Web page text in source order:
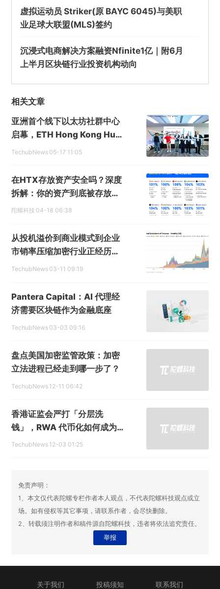
虚拟运动员 Striker(原 BAYC 6045)与美职
业足球大联盟(MLS)签约
沉浸式电商解决方案融资Nfinite1亿｜附6月
上半月区块链行业投资机构动向
相关文章
亚洲首个线下以太坊社群中心
启幕，ETH Hong Kong Hub
落地香港
TechubNews 05-17 11:05
在HTX存放资产安全吗？深度
拆解：你的资产到底被存放在
哪里？
陀螺科技 04-18 06:38
从投机溢价到商业模式到企业
市销率压缩加密行业正经历一
场成人礼
TechubNews 03-11 09:19
Pantera Capital：AI 代理经
济需要区块链作为金融底座
TechubNews 03-03 09:16
盘点美国加密监管政策：加密
立法进程已经走到哪一步了？
TechubNews 12-11 06:42
香港证监会严打「分层洗
钱」，RWA 代币化如何成为
金融透明的下一站答案？
TechubNews 12-03 01:25
免责声明：
1、本文仅代表陀螺专栏作者本人观点，不代表陀螺科技观点或立
场。如有侵权等其它事项，请联系作者，会尽快删除。
2、转载须注明作者和稿件源自陀螺科技，违者将依法追究责任。
举报
关于我们 投稿须知 联系我们